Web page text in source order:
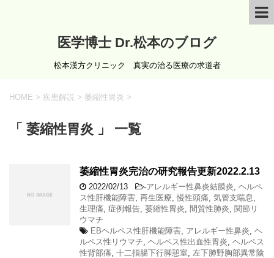
医学博士 Dr.松本のブログ
松本漢方クリニック 真実の治る医療の求道者
HOME > 疾患解説 > 萎縮性胃炎 >
「 萎縮性胃炎 」 一覧
萎縮性胃炎完治の研究報告更新2022.2.13
2022/02/13 -アレルギー性鼻炎結膜炎 ヘルペ
ス性肝機能障害 再生医療 慢性頭痛 気管支喘息
生理痛 症例報告 萎縮性胃炎 間質性肺炎 関節リ
ウマチ
EBヘルペス性肝機能障害 アレルギー性鼻炎 ヘ
ルペス性リウマチ ヘルペス性出血性胃炎 ヘルペス
性背部痛 十二指腸下行脚憩室
左下肺野胸部異常陰